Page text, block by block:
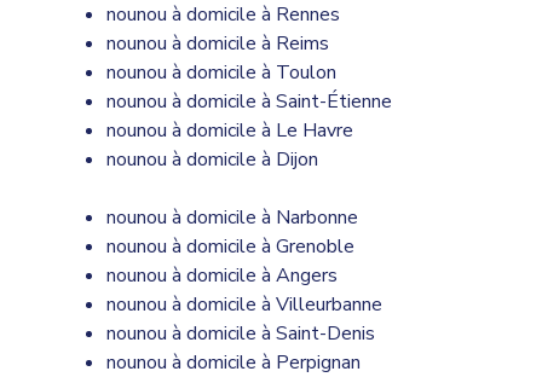
nounou à domicile à Rennes
nounou à domicile à Reims
nounou à domicile à Toulon
nounou à domicile à Saint-Étienne
nounou à domicile à Le Havre
nounou à domicile à Dijon
nounou à domicile à Narbonne
nounou à domicile à Grenoble
nounou à domicile à Angers
nounou à domicile à Villeurbanne
nounou à domicile à Saint-Denis
nounou à domicile à Perpignan